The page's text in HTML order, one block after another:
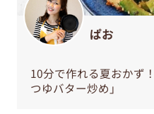
ぱお
10分で作れる夏おかず
つゆバター炒め」